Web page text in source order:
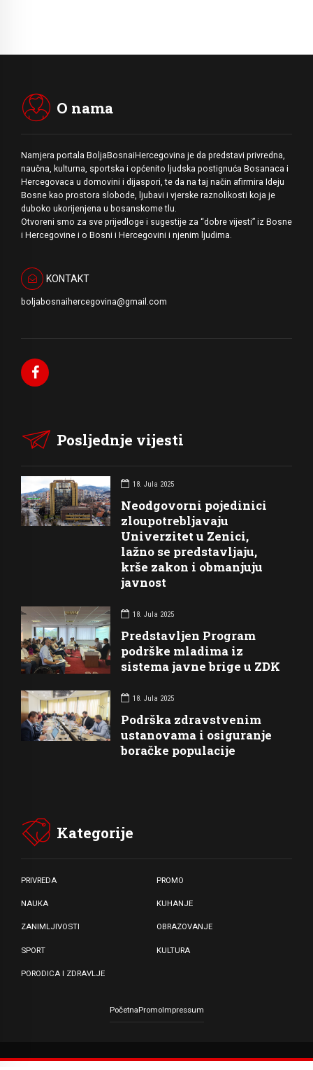
O nama
Namjera portala BoljaBosnaiHercegovina je da predstavi privredna,
naučna, kulturna, sportska i općenito ljudska postignuća Bosanaca i
Hercegovaca u domovini i dijaspori, te da na taj način afirmira Ideju
Bosne kao prostora slobode, ljubavi i vjerske raznolikosti koja je
duboko ukorijenjena u bosanskome tlu.
Otvoreni smo za sve prijedloge i sugestije za “dobre vijesti” iz Bosne
i Hercegovine i o Bosni i Hercegovini i njenim ljudima.
KONTAKT
boljabosnaihercegovina@gmail.com
Posljednje vijesti
18. Jula 2025
Neodgovorni pojedinici
zloupotrebljavaju
Univerzitet u Zenici,
lažno se predstavljaju,
krše zakon i obmanjuju
javnost
18. Jula 2025
Predstavljen Program
podrške mladima iz
sistema javne brige u ZDK
18. Jula 2025
Podrška zdravstvenim
ustanovama i osiguranje
boračke populacije
Kategorije
PRIVREDA PROMO
NAUKA KUHANJE
ZANIMLJIVOSTI OBRAZOVANJE
SPORT KULTURA
PORODICA I ZDRAVLJE
PočetnaPromoImpressum